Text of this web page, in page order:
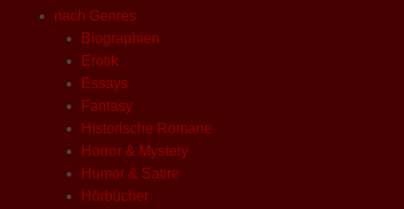
nach Genres
Biographien
Erotik
Essays
Fantasy
Historische Romane
Horror & Mystery
Humor & Satire
Hörbücher